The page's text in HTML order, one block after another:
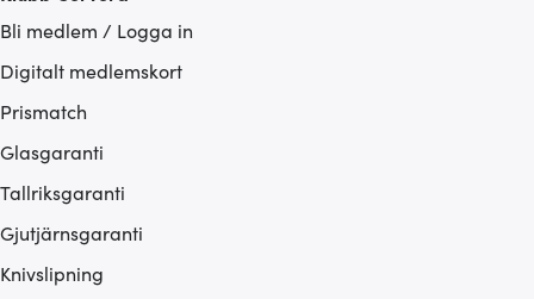
Bli medlem / Logga in
Digitalt medlemskort
Prismatch
Glasgaranti
Tallriksgaranti
Gjutjärnsgaranti
Knivslipning